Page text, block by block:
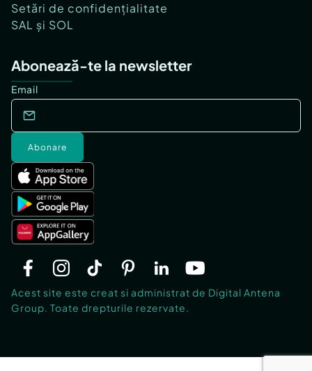
Setări de confidențialitate
SAL și SOL
Abonează-te la newsletter
Email
Abonare
Acest site este creat si administrat de Digital Antena
Group. Toate drepturile rezervate.